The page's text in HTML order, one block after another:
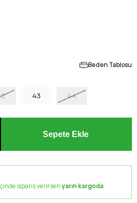
Beden Tablosu
43 44
sipariş verirsenyarın kargoda